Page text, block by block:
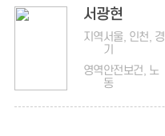
서광현
지역서울, 인천, 경
기
영역안전보건, 노
동